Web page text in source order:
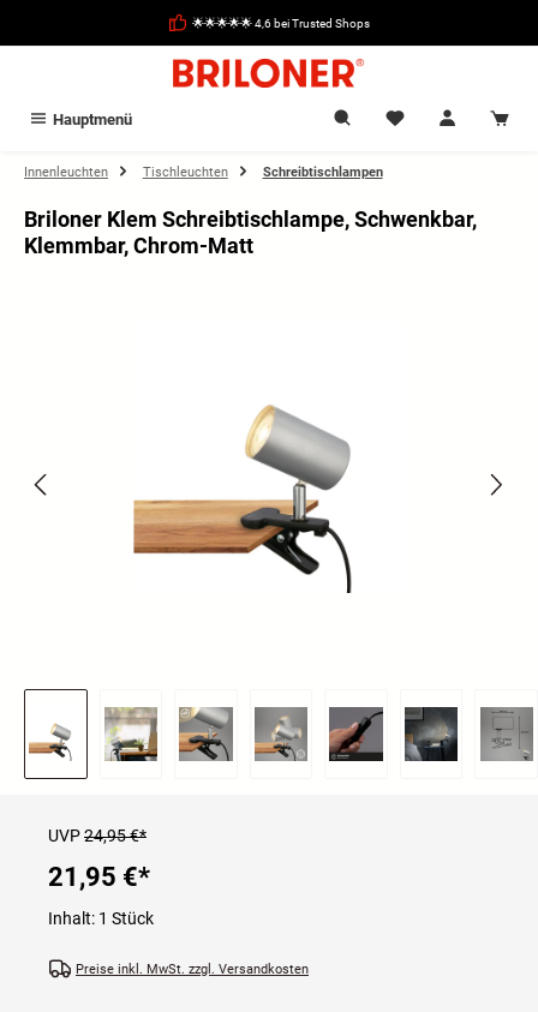
🌟🌟🌟🌟🌟 4,6 bei Trusted Shops
Hauptmenü
Innenleuchten Tischleuchten Schreibtischlampen
Briloner Klem Schreibtischlampe, Schwenkbar,
Klemmbar, Chrom-Matt
UVP24,95 €*
21,95 €*
Inhalt: 1 Stück
Preise inkl. MwSt. zzgl. Versandkosten